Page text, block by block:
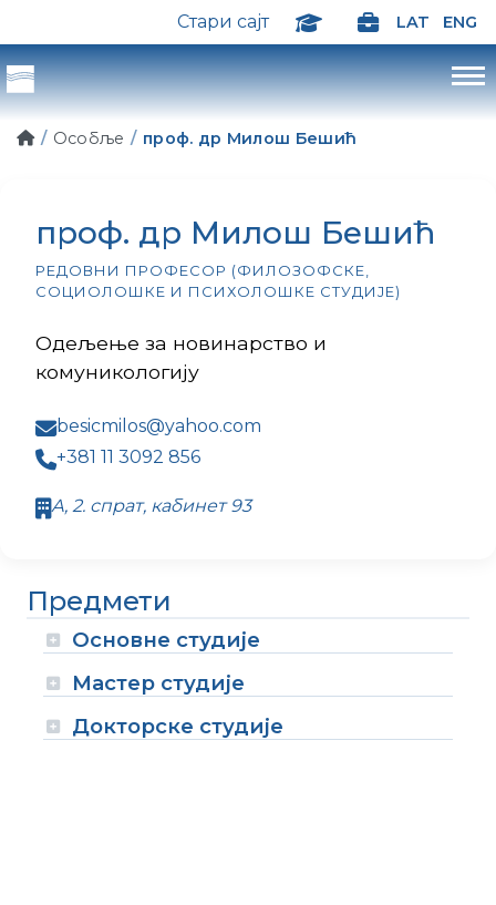
Стари сајт LAT ENG
Особље проф. др Милош Бешић
проф. др Милош Бешић
РЕДОВНИ ПРОФЕСОР (ФИЛОЗОФСКЕ,
СОЦИОЛОШКЕ И ПСИХОЛОШКЕ СТУДИЈЕ)
Одељење за новинарство и
комуникологију
besicmilos@yahoo.com
+381 11 3092 856
А, 2. спрат, кабинет 93
Предмети
Основне студије
Мастер студије
Докторске студије